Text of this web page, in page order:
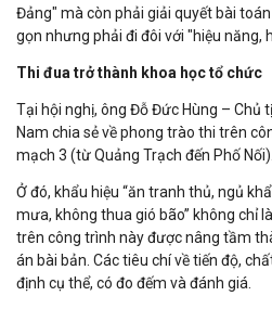
Đảng" mà còn phải giải quyết bài
gọn nhưng phải đi đôi với "hiệu năng,
Thi đua trở thành khoa học tổ chức
Tại hội nghị, ông Đỗ Đức Hùng – Chủ
Nam chia sẻ về phong trào thi trên
mạch 3 (từ Quảng Trạch đến Phố Nối).
Ở đó, khẩu hiệu “ăn tranh thủ, ngủ
mưa, không thua gió bão” không chỉ
trên công trình này được nâng tầm
án bài bản. Các tiêu chí về tiến độ,
định cụ thể, có đo đếm và đánh giá.